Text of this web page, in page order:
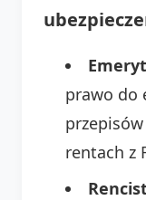
Emeryt
prawo do
rentach z